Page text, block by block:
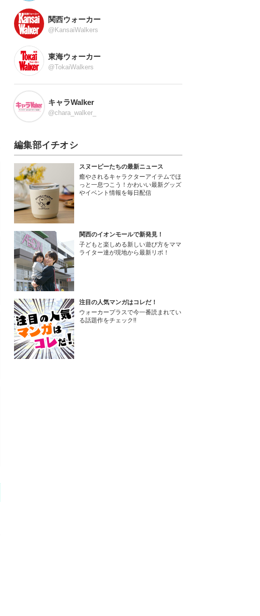
関西ウォーカー
@KansaiWalkers
東海ウォーカー
@TokaiWalkers
キャラWalker
@chara_walker_
編集部イチオシ
スヌーピーたちの最新ニュース
癒やされるキャラクターアイテムでほ
っと一息つこう！かわいい最新グッズ
やイベント情報を毎日配信
関西のイオンモールで新発見！
子どもと楽しめる新しい遊び方をママ
ライター達が現地から最新リポ！
注目の人気マンガはコレだ！
ウォーカープラスで今一番読まれてい
る話題作をチェック!!